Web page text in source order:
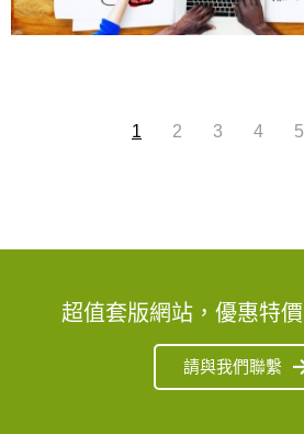
1 2 3 4 5
超值套版網站，優惠特價
請與我們聯繫